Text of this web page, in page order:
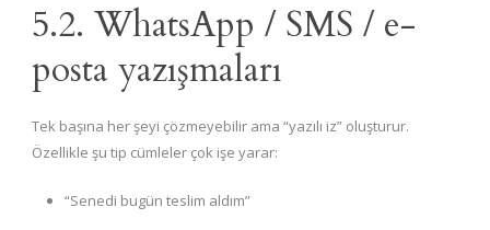
5.2. WhatsApp / SMS / e-
posta yazışmaları
Tek başına her şeyi çözmeyebilir ama “yazılı iz” oluşturur.
Özellikle şu tip cümleler çok işe yarar:
“Senedi bugün teslim aldım”